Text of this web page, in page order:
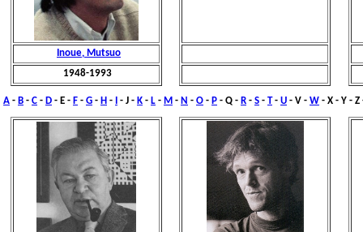
Inoue, Mutsuo
1948-1993
A - B - C - D - E - F - G - H - - J - K - L - M - N - O - P - Q - R - S - T- U - V - W - X - Y -